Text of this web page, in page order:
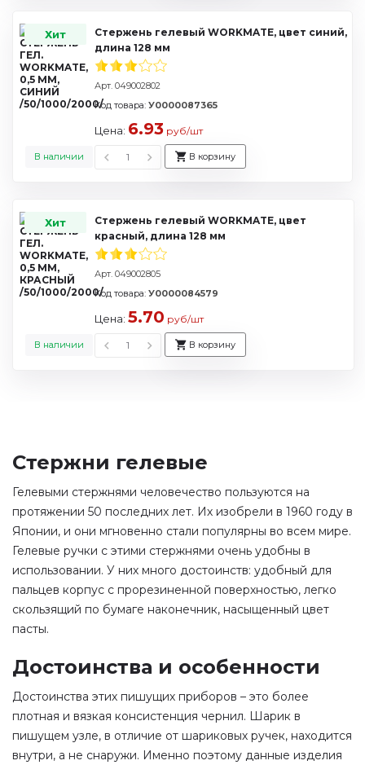
Хит
Стержень гелевый WORKMATE, цвет синий,
длина 128 мм
Арт. 049002802
В наличии
Код товара: У0000087365
Цена: 6.93 руб/шт
В корзину
Хит
Стержень гелевый WORKMATE, цвет
красный, длина 128 мм
Арт. 049002805
В наличии
Код товара: У0000084579
Цена: 5.70 руб/шт
В корзину
Стержни гелевые
Гелевыми стержнями человечество пользуются на
протяжении 50 последних лет. Их изобрели в 1960 году в
Японии, и они мгновенно стали популярны во всем мире.
Гелевые ручки с этими стержнями очень удобны в
использовании. У них много достоинств: удобный для
пальцев корпус с прорезиненной поверхностью, легко
скользящий по бумаге наконечник, насыщенный цвет
пасты.
Достоинства и особенности
Достоинства этих пишущих приборов – это более
плотная и вязкая консистенция чернил. Шарик в
пишущем узле, в отличие от шариковых ручек, находится
внутри, а не снаружи. Именно поэтому данные изделия